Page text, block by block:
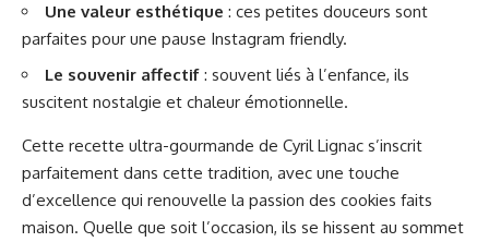
Une valeur esthétique : ces petites douceurs sont
parfaites pour une pause Instagram friendly.
Le souvenir affectif : souvent liés à l’enfance, ils
suscitent nostalgie et chaleur émotionnelle.
Cette recette ultra-gourmande de Cyril Lignac s’inscrit
parfaitement dans cette tradition, avec une touche
d’excellence qui renouvelle la passion des cookies faits
maison. Quelle que soit l’occasion, ils se hissent au sommet